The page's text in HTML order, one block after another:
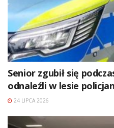
Senior zgubił się
odnaleźli w lesie
24 LIPCA 2026